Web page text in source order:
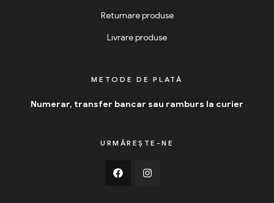
Returnare produse
Livrare produse
METODE DE PLATĂ
Numerar, transfer bancar sau ramburs la curier
URMĂREȘTE-NE